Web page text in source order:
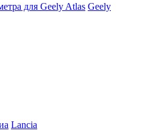
Geely
Lancia